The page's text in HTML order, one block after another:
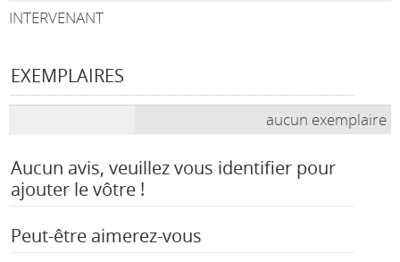
INTERVENANT
EXEMPLAIRES
aucun exemplaire
Aucun avis, veuillez vous identifier pour
ajouter le vôtre !
Peut-être aimerez-vous